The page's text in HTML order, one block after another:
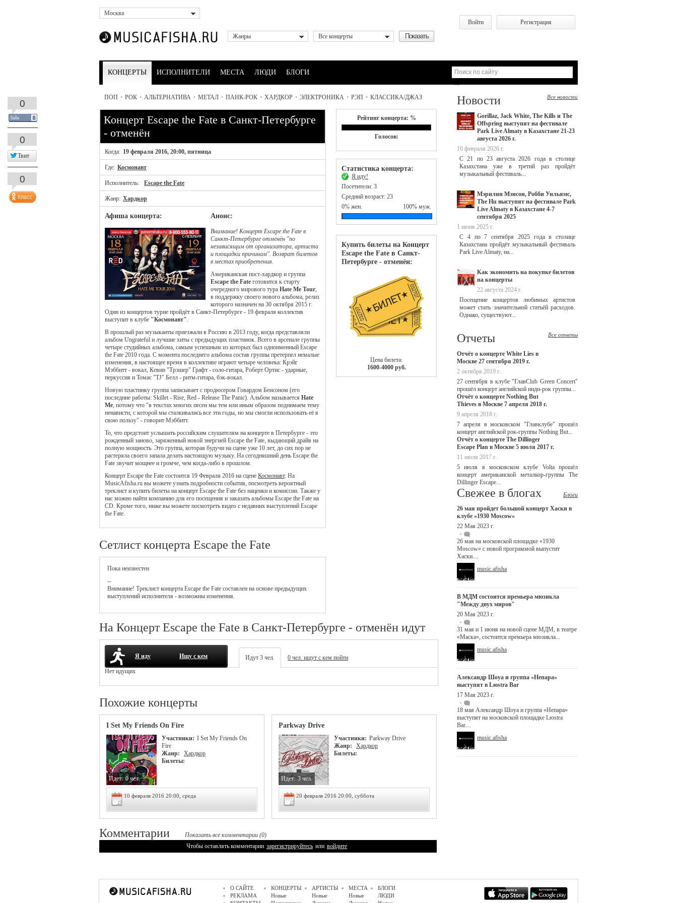
Москва
Войти
Регистрация
Жанры
Все концерты
КОНЦЕРТЫ ИСПОЛНИТЕЛИ МЕСТА ЛЮДИ БЛОГИ
ПОП • РОК • АЛЬТЕРНАТИВА • МЕТАЛ • ПАНК-РОК • ХАРДКОР • ЭЛЕКТРОНИКА • РЭП • КЛАССИКА/ДЖАЗ
Рейтинг концерта: %
Голосов:
Статистика концерта:
Я иду!
Посетители: 3
Средний возраст: 23
0% жен.
100% муж.
Купить билеты на Концерт
Escape the Fate в Санкт-
Петербурге - отменён:
Цена билета:
1600-4000 руб.
Концерт Escape the Fate в Санкт-Петербурге
- отменён
Когда: 19 февраля 2016, 20:00, пятница
Где: Космонавт
Исполнитель: Escape the Fate
Жанр: Хардкор
Афиша концерта: Анонс:
Внимание! Концерт Escape the Fate в
Санкт-Петербурге отменён "по
независящим от организатора, артиста
и площадки причинам". Возврат билетов
в местах приобретения.
Американская пост-хардкор и группа
Escape the Fate готовится к старту
очередного мирового тура Hate Me Tour,
в поддержку своего нового альбома, релиз
которого назначен на 30 октября 2015 г.
Один из концертов турне пройдёт в Санкт-Петербурге - 19 февраля коллектив
выступит в клубе "Космонавт".
В прошлый раз музыканты приезжали в Россию в 2013 году, когда представляли
альбом Ungrateful и лучшие хиты с предыдущих пластинок. Всего в арсенале группы
четыре студийных альбома, самым успешным из которых был одноименный Escape
the Fate 2010 года. С момента последнего альбома состав группы претерпел немалые
изменения, в настоящее время в коллективе играют четыре человека: Крэйг
Мэббитт - вокал, Кевин "Трэшер" Графт - соло-гитара, Роберт Ортис - ударные,
перкуссия и Томас "TJ" Белл - ритм-гитара, бэк-вокал.
Новую пластинку группа записывает с продюсером Говардом Бенсоном (его
последние работы: Skillet - Rise, Red - Release The Panic). Альбом называется Hate
Me, потому что "в текстах многих песен мы тем или иным образом поднимаем тему
ненависти, с которой мы сталкивались все эти годы, но мы смогли использовать её в
свою пользу" - говорит Мэббитт.
То, что предстоит услышать российским слушателям на концерте в Петербурге - это
рожденный заново, заряженный новой энергией Escape the Fate, выдающий драйв на
полную мощность. Это группа, которая будучи на сцене уже 10 лет, до сих пор не
растеряла своего запала делать настоящую музыку. На сегодняшний день Escape the
Fate звучит мощнее и громче, чем когда-либо в прошлом.
Концерт Escape the Fate состоится 19 Февраля 2016 на сцене Космонавт. На
MusicAfisha.ru вы можете узнать подробности события, посмотреть вероятный
треклист и купить билеты на концерт Escape the Fate без наценки и комиссии. Также у
нас можно найти компанию для его посещения и заказать альбомы Escape the Fate на
CD. Кроме того, ниже вы можете посмотреть видео с недавних выступлений Escape
the Fate.
Сетлист концерта Escape the Fate
Пока неизвестен
--
Внимание! Треклист концерта Escape the Fate составлен на основе предыдущих
выступлений исполнителя - возможны изменения.
На Концерт Escape the Fate в Санкт-Петербурге - отменён идут
Я иду Ищу с кем Идут 3 чел.
0 чел. ищут с кем пойти
Нет идущих
Похожие концерты
I Set My Friends On Fire
Участники: I Set My Friends On
Fire
Жанр:
Хардкор
Билеты:
Идет: 0 чел.
10 февраля 2016 20:00, среда
Parkway Drive
Участники: Parkway Drive
Жанр:
Хардкор
Билеты:
Идет: 3 чел.
20 февраля 2016 20:00, суббота
Комментарии
Показать все комментарии (0)
Чтобы оставлять комментарии зарегистрируйтесь или войдите
Новости Все новости
Gorillaz, Jack White, The Kills и The
Offspring выступят на фестивале
Park Live Almaty в Казахстане 21-23
августа 2026 г.
10 февраля 2026 г.
С 21 по 23 августа 2026 года в столице
Казахстана уже в третий раз пройдёт
музыкальный фестиваль...
Мэрилин Мэнсон, Робби Уильямс,
The Hu выступят на фестивале Park
Live Almaty в Казахстане 4-7
сентября 2025
1 июня 2025 г.
С 4 по 7 сентября 2025 года в столице
Казахстана пройдёт музыкальный фестиваль
Park Live Almaty, на...
Как экономить на покупке билетов
на концерты
22 августа 2024 г.
Посещение концертов любимых артистов
может стать значительной статьёй расходов.
Однако, существуют...
Отчеты Все отчеты
Отчёт о концерте White Lies в
Москве 27 сентября 2019 г.
2 октября 2019 г.
27 сентября в клубе "ГлавClub Green Concert"
прошёл концерт английской инди-рок группы...
Отчёт о концерте Nothing But
Thieves в Москве 7 апреля 2018 г.
9 апреля 2018 г.
7 апреля в московском "Главклубе" прошёл
концерт английской рок-группы Nothing But...
Отчёт о концерте The Dillinger
Escape Plan в Москве 5 июля 2017 г.
11 июля 2017 г.
5 июля в московском клубе Volta прошёл
концерт американской металкор-группы The
Dillinger Escape...
Свежее в блогах
Блоги
26 мая пройдет большой концерт Хаски в
клубе «1930 Moscow»
22 Мая 2023 г.
26 мая на московской площадке «1930
Moscow» с новой программой выпустит
Хаски....
music.afisha
В МДМ состоится премьера мюзикла
"Между двух миров"
20 Мая 2023 г.
31 мая и 1 июня на новой сцене МДМ, в театре
«Маска», состоится премьера мюзикла...
music.afisha
Александр Шоуа и группа «Непара»
выступят в Lюstra Bar
17 Мая 2023 г.
18 мая Александр Шоуа и группа «Непара»
выступят на московской площадке Lюstra
Bar....
music.afisha
О САЙТЕ
РЕКЛАМА
КОНЦЕРТЫ
Новые
АРТИСТЫ
Новые
МЕСТА
Новые
БЛОГИ
ЛЮДИ
0
Лайк
0
Твит
0